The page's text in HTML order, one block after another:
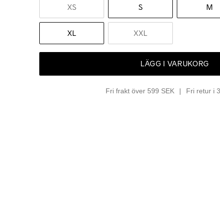
XS S M
XL XXL
LÄGG I VARUKORG
Fri frakt över 599 SEK Fri retur i